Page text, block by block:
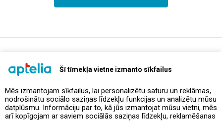
Šī tīmekļa vietne izmanto sīkfailus
Mēs izmantojam sīkfailus, lai personalizētu saturu un reklāmas,
nodrošinātu sociālo saziņas līdzekļu funkcijas un analizētu mūsu
datplūsmu. Informāciju par to, kā jūs izmantojat mūsu vietni, mēs
arī kopīgojam ar saviem sociālās saziņas līdzekļu, reklamēšanas
Предложения и акции